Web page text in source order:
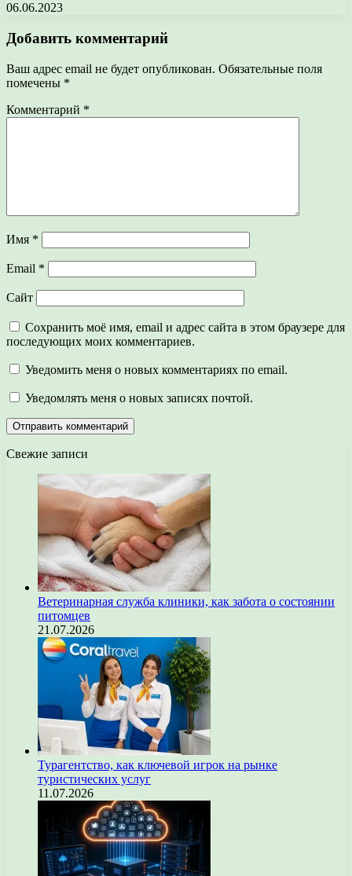
06.06.2023
Добавить комментарий
Ваш адрес email не будет опубликован. Обязательные поля
помечены *
Комментарий *
Имя *
Email *
Сайт
Сохранить моё имя, email и адрес сайта в этом браузере для
последующих моих комментариев.
Уведомить меня о новых комментариях по email.
Уведомлять меня о новых записях почтой.
Свежие записи
Ветеринарная служба клиники, как забота о состоянии
питомцев
21.07.2026
Турагентство, как ключевой игрок на рынке
туристических услуг
11.07.2026